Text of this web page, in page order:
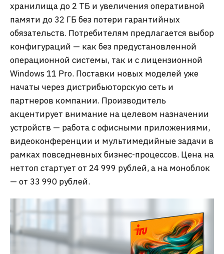
хранилища до 2 ТБ и увеличения оперативной
памяти до 32 ГБ без потери гарантийных
обязательств. Потребителям предлагается выбор
конфигураций — как без предустановленной
операционной системы, так и с лицензионной
Windows 11 Pro. Поставки новых моделей уже
начаты через дистрибьюторскую сеть и
партнеров компании. Производитель
акцентирует внимание на целевом назначении
устройств — работа с офисными приложениями,
видеоконференции и мультимедийные задачи в
рамках повседневных бизнес-процессов. Цена на
неттоп стартует от 24 999 рублей, а на моноблок
— от 33 990 рублей.